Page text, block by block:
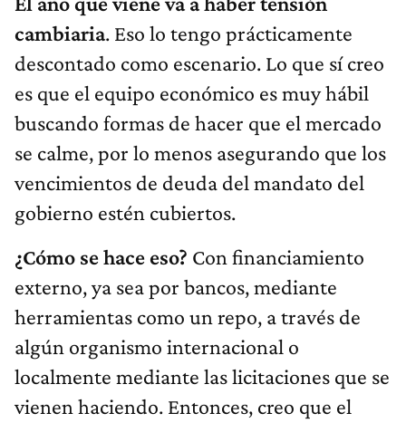
cambiaria. Eso lo tengo prácticamente
descontado como escenario. Lo que sí creo
es que el equipo económico es muy hábil
buscando formas de hacer que el mercado
se calme, por lo menos asegurando que los
vencimientos de deuda del mandato del
gobierno estén cubiertos.
¿Cómo se hace eso? Con financiamiento
externo, ya sea por bancos, mediante
herramientas como un repo, a través de
algún organismo internacional o
localmente mediante las licitaciones que se
vienen haciendo. Entonces, creo que el